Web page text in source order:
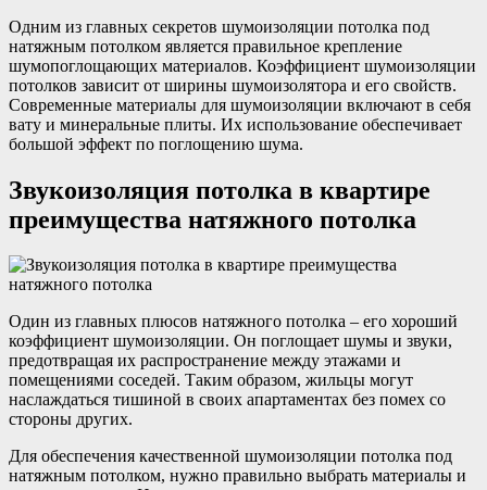
Одним из главных секретов шумоизоляции потолка под
натяжным потолком является правильное крепление
шумопоглощающих материалов. Коэффициент шумоизоляции
потолков зависит от ширины шумоизолятора и его свойств.
Современные материалы для шумоизоляции включают в себя
вату и минеральные плиты. Их использование обеспечивает
большой эффект по поглощению шума.
Звукоизоляция потолка в квартире
преимущества натяжного потолка
Один из главных плюсов натяжного потолка – его хороший
коэффициент шумоизоляции. Он поглощает шумы и звуки,
предотвращая их распространение между этажами и
помещениями соседей. Таким образом, жильцы могут
наслаждаться тишиной в своих апартаментах без помех со
стороны других.
Для обеспечения качественной шумоизоляции потолка под
натяжным потолком, нужно правильно выбрать материалы и